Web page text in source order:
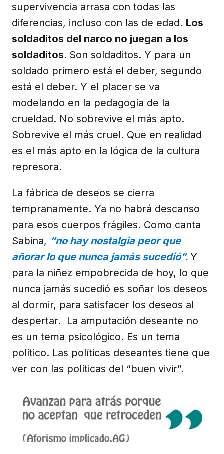
supervivencia arrasa con todas las
diferencias, incluso con las de edad. Los
soldaditos del narco no juegan a los
soldaditos. Son soldaditos. Y para un
soldado primero está el deber, segundo
está el deber. Y el placer se va
modelando en la pedagogía de la
crueldad. No sobrevive el más apto.
Sobrevive el más cruel. Que en realidad
es el más apto en la lógica de la cultura
represora.
La fábrica de deseos se cierra
tempranamente. Ya no habrá descanso
para esos cuerpos frágiles. Como canta
Sabina, “no hay nostalgia peor que
añorar lo que nunca jamás sucedió”. Y
para la niñez empobrecida de hoy, lo que
nunca jamás sucedió es soñar los deseos
al dormir, para satisfacer los deseos al
despertar. La amputación deseante no
es un tema psicológico. Es un tema
político. Las políticas deseantes tiene que
ver con las políticas del “buen vivir”.